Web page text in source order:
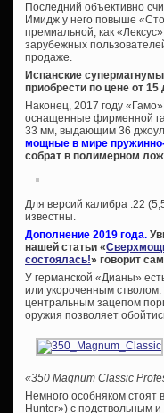
Последний объективно
Имидж у него повыше
премиальной, как
зарубежных
продаже.
Испанские
приобрести по цене от
Наконец, 2017 году
оснащенные фирменной
33 мм, выдающим 36
мощные в мире
собрат в полимерном
Для версий калибра .22
известны.
Дополнение 2019 года.
нашей статьи «
состоялась!» говорит
У германской «Дианы»
или укороченным
центральным зацепом
оружия позволяет
«350 Magnum Classic
Немного особняком стоят
Hunter») с подствольным